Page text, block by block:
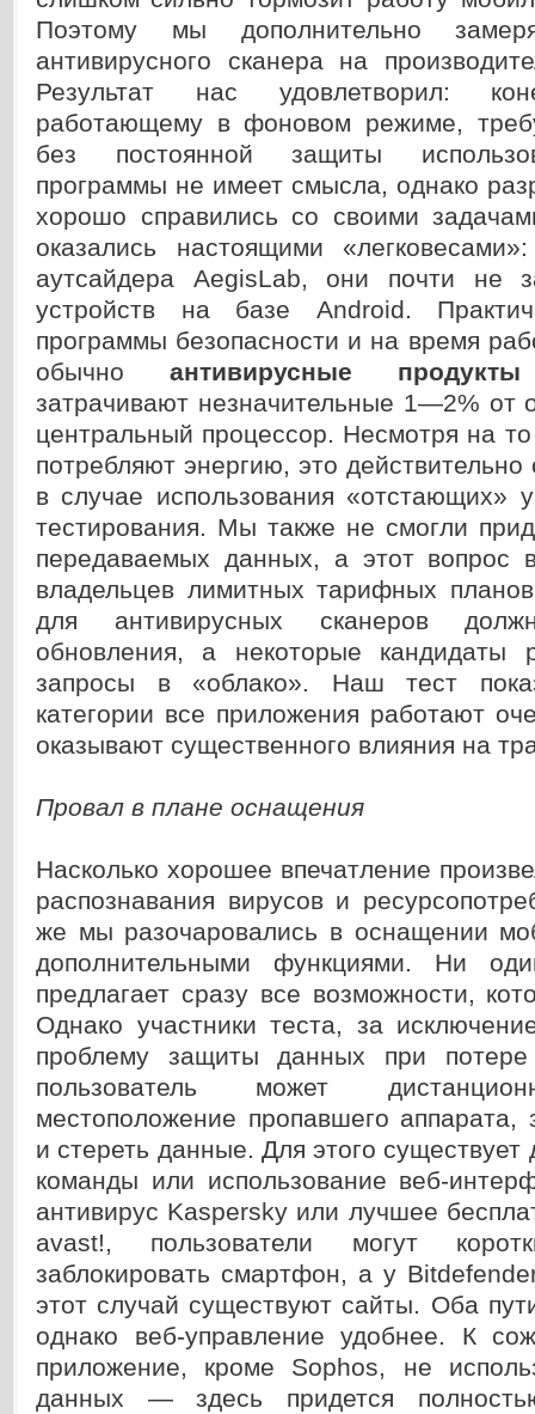
Поэтому мы дополнительно
антивирусного сканера на
Результат нас удовлетворил:
работающему в фоновом режиме,
без постоянной защиты
программы не имеет смысла, однако
хорошо справились со своими
оказались настоящими
аутсайдера AegisLab, они почти не
устройств на базе Android.
программы безопасности и на время
обычно антивирусные
затрачивают незначительные 1—2% от
центральный процессор. Несмотря на
потребляют энергию, это
в случае использования «отстающих»
тестирования. Мы также не смогли
передаваемых данных, а этот вопрос
владельцев лимитных тарифных
для антивирусных сканеров
обновления, а некоторые кандидаты
запросы в «облако». Наш тест
категории все приложения работают
оказывают существенного влияния на
Провал в плане оснащения
Насколько хорошее впечатление
распознавания вирусов и
же мы разочаровались в оснащении
дополнительными функциями. Ни
предлагает сразу все возможности,
Однако участники теста, за
проблему защиты данных при потере
пользователь может
местоположение пропавшего аппарата,
и стереть данные. Для этого существует
команды или использование веб-
антивирус Kaspersky или лучшее
avast!, пользователи могут
заблокировать смартфон, а у
этот случай существуют сайты. Оба
однако веб-управление удобнее. К
приложение, кроме Sophos, не
данных — здесь придется